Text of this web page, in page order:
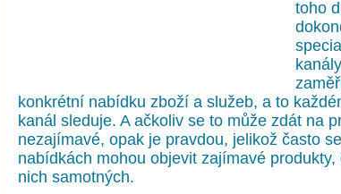
toho
konkrétní nabídku zboží a služeb, a to
kanál sleduje. A ačkoliv se to může zdát na
nezajímavé, opak je pravdou, jelikož často
nabídkách mohou objevit zajímavé produkty,
nich samotných.